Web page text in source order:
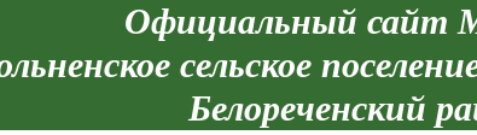
Официальный сайт
сельское
Белореченский